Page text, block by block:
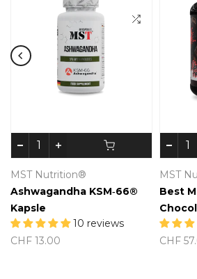
MST Nutrition®
Ashwagandha KSM‑66®
Kapsle
10 reviews
CHF 13.00
MST
Best
CHF